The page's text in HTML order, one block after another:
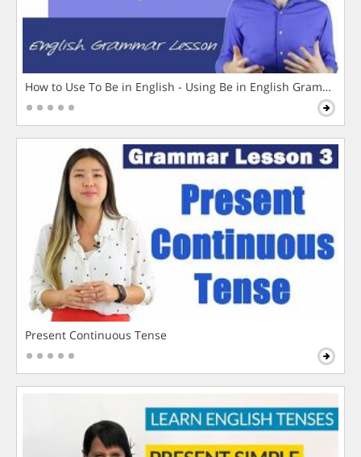
How to Use To Be in English - Using Be in English Grammar
Present Continuous Tense